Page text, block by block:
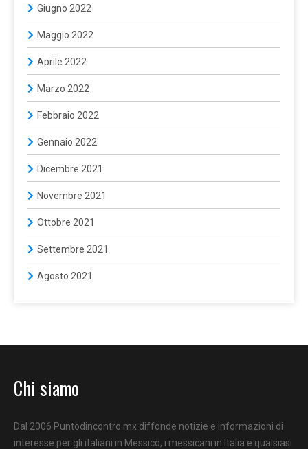
Giugno 2022
Maggio 2022
Aprile 2022
Marzo 2022
Febbraio 2022
Gennaio 2022
Dicembre 2021
Novembre 2021
Ottobre 2021
Settembre 2021
Agosto 2021
Chi siamo
Dal 2006 Puntodincontro.mx diffonde notizie e informazioni di
interesse per gli italiani in Messico, i messicani in Italia e qualsiasi